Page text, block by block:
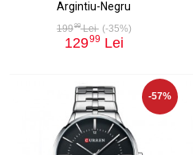
Argintiu-Negru
19999Lei (-35%)
12999 Lei
-57%